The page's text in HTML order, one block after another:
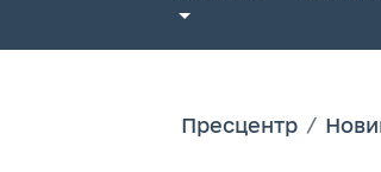
Пресцентр